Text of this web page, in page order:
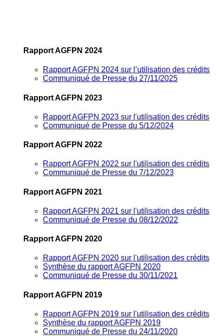
Rapport AGFPN 2024
Rapport AGFPN 2024 sur l’utilisation des crédits
Communiqué de Presse du 27/11/2025
Rapport AGFPN 2023
Rapport AGFPN 2023 sur l'utilisation des crédits
Communiqué de Presse du 5/12/2024
Rapport AGFPN 2022
Rapport AGFPN 2022 sur l'utilisation des crédits
Communiqué de Presse du 7/12/2023
Rapport AGFPN 2021
Rapport AGFPN 2021 sur l'utilisation des crédits
Communiqué de Presse du 08/12/2022
Rapport AGFPN 2020
Rapport AGFPN 2020 sur l'utilisation des crédits
Synthèse du rapport AGFPN 2020
Communiqué de Presse du 30/11/2021
Rapport AGFPN 2019
Rapport AGFPN 2019 sur l'utilisation des crédits
Synthèse du rapport AGFPN 2019
Communiqué de Presse du 24/11/2020